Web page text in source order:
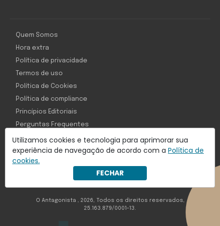
Utilizamos cookies e tecnologia para aprimorar sua
experiência de navegação de acordo com a Política de
cookies.
FECHAR
Com inteligência e tecnologia:
Object1ve - Marketing Solution
Quem Somos
Hora extra
Política de privacidade
Termos de uso
Política de Cookies
Política de compliance
Princípios Editoriais
Perguntas Frequentes
O Antagonista , 2026, Todos os direitos reservados,
25.163.879/0001-13.